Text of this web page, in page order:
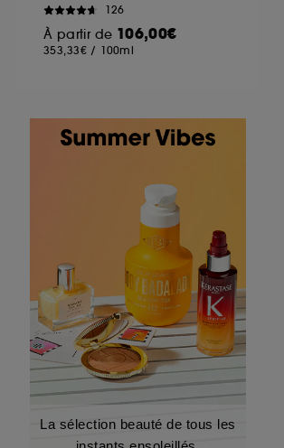
126
À partir de 106,00€
353,33€ / 100ml
La sélection beauté de tous les